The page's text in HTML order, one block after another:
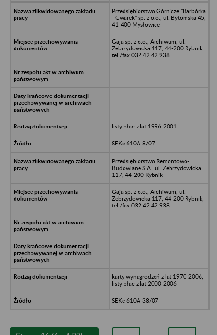
Przedsiębiorstwo Górnicze "Barbórka
- Gwarek" sp. z o.o., ul. Bytomska 45,
41-400 Mysłowice
Gaja sp. z o.o., Archiwum, ul.
Zebrzydowicka 117, 44-200 Rybnik,
tel./fax 032 42 42 938
listy płac z lat 1996-2001
SEKe 610A-8/07
Przedsiębiorstwo Remontowo-
Budowlane S.A., ul. Zebrzydowicka
117, 44-200 Rybnik
Gaja sp. z o.o., Archiwum, ul.
Zebrzydowicka 117, 44-200 Rybnik,
tel./fax 032 42 42 938
karty wynagrodzeń z lat 1970-2006,
listy płac z lat 2000-2006
SEKe 610A-38/07